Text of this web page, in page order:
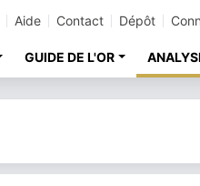
Aide Contact Dépôt
GUIDE DE L'OR